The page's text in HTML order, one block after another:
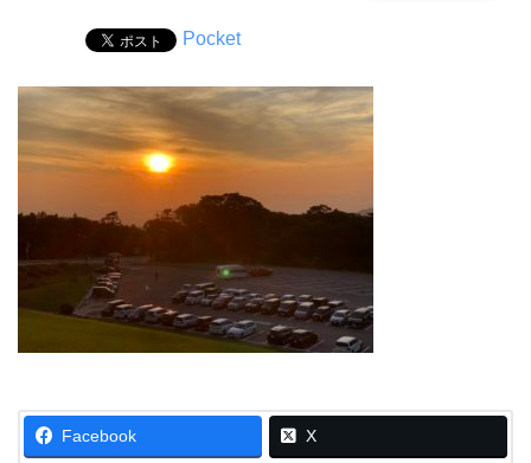
Pocket
Facebook X